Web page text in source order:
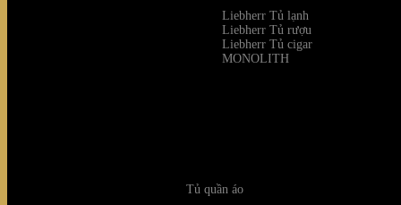
Liebherr Tủ lạnh
Liebherr Tủ rượu
Liebherr Tủ cigar
MONOLITH
Tủ quần áo